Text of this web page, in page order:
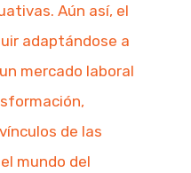
Aún así, el
adaptándose a
mercado laboral
de las
mundo del